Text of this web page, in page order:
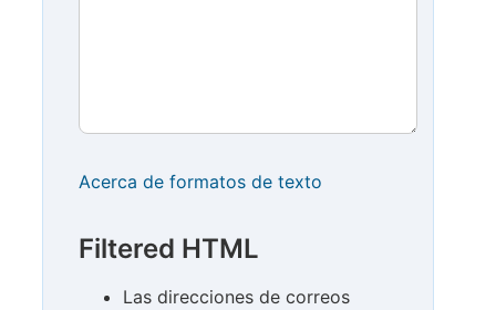
Acerca de formatos de texto
Filtered HTML
Las direcciones de correos